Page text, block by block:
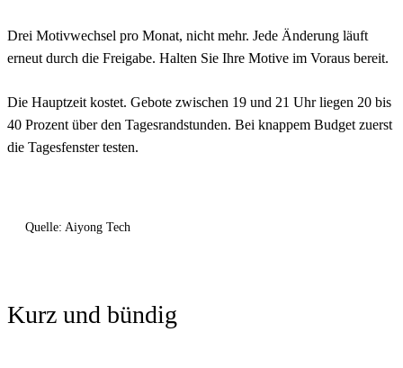
Drei Motivwechsel pro Monat, nicht mehr. Jede Änderung läuft
erneut durch die Freigabe. Halten Sie Ihre Motive im Voraus bereit.
Die Hauptzeit kostet. Gebote zwischen 19 und 21 Uhr liegen 20 bis
40 Prozent über den Tagesrandstunden. Bei knappem Budget zuerst
die Tagesfenster testen.
Quelle: Aiyong Tech
Kurz und bündig